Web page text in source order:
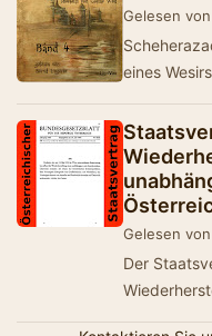
Gelesen
eines
Gelesen
Der